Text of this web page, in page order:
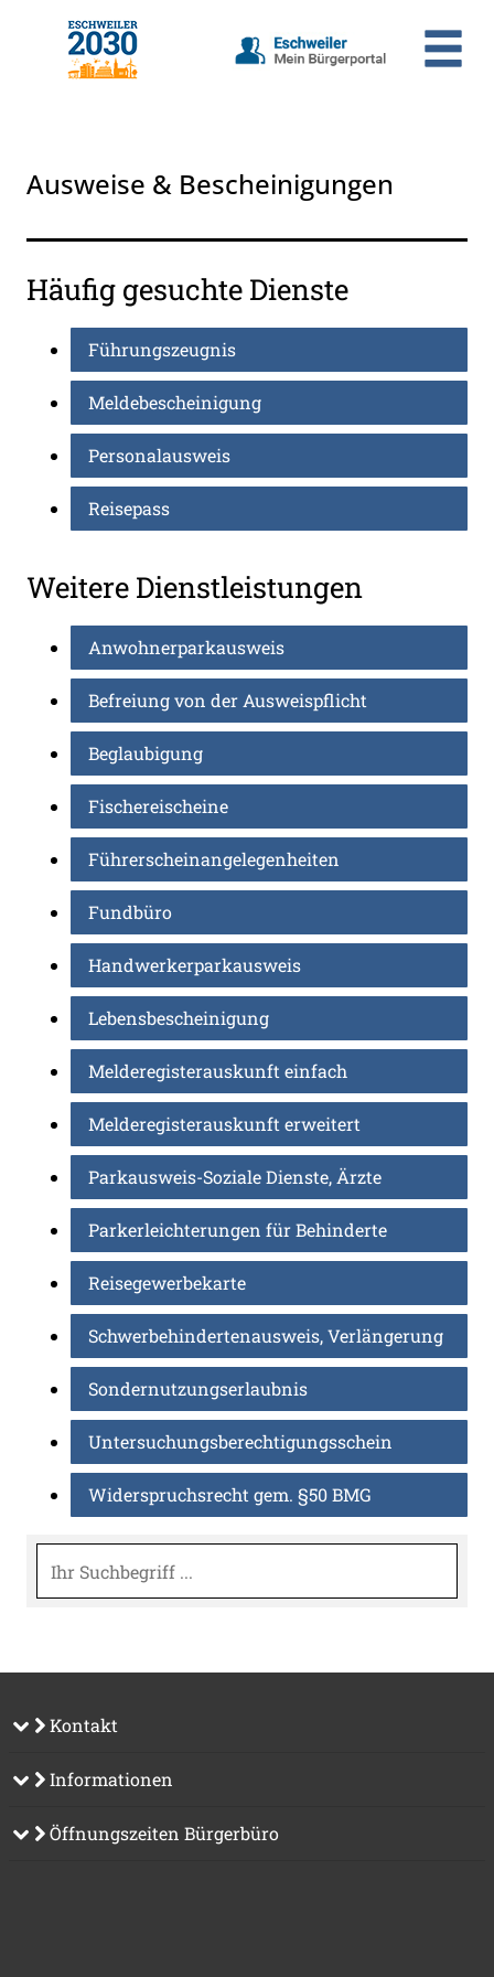
Zum Hauptinhalt springen
Ausweise & Bescheinigungen
Häufig gesuchte Dienste
Führungszeugnis
Meldebescheinigung
Personalausweis
Reisepass
Weitere Dienstleistungen
Anwohnerparkausweis
Befreiung von der Ausweispflicht
Beglaubigung
Fischereischeine
Führerscheinangelegenheiten
Fundbüro
Handwerkerparkausweis
Lebensbescheinigung
Melderegisterauskunft einfach
Melderegisterauskunft erweitert
Parkausweis-Soziale Dienste, Ärzte
Parkerleichterungen für Behinderte
Reisegewerbekarte
Schwerbehindertenausweis, Verlängerung
Sondernutzungserlaubnis
Untersuchungsberechtigungsschein
Widerspruchsrecht gem. §50 BMG
Suche
Kontakt
Informationen
Öffnungszeiten Bürgerbüro